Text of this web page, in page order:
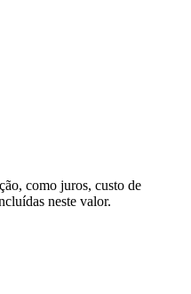
como juros, custo de
neste valor.